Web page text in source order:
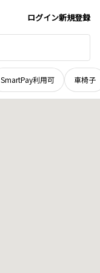
ログイン新規登録
SmartPay利用可 車椅子